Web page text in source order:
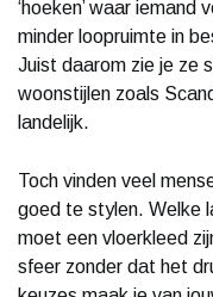
‘hoeken’ waar
minder loopruimte in
Juist daarom zie je ze
woonstijlen zoals
landelijk.
Toch vinden veel
goed te stylen. Welke
moet een vloerkleed
sfeer zonder dat het